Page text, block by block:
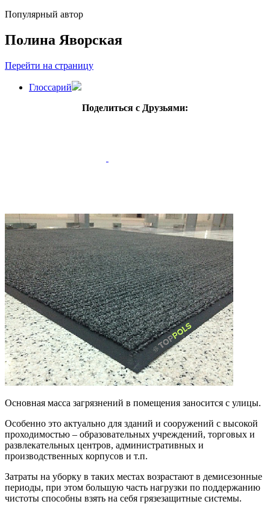
Популярный автор
Полина Яворская
Перейти на страницу
Глоссарий
Поделиться с Друзьями:
Основная масса загрязнений в помещения заносится с улицы.
Особенно это актуально для зданий и сооружений с высокой
проходимостью – образовательных учреждений, торговых и
развлекательных центров, административных и
производственных корпусов и т.п.
Затраты на уборку в таких местах возрастают в демисезонные
периоды, при этом большую часть нагрузки по поддержанию
чистоты способны взять на себя грязезащитные системы.